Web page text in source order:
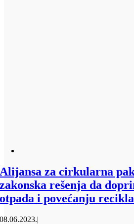
Alijansa za cirkularna
zakonska rešenja da
otpada i povećanju
08.06.2023.|